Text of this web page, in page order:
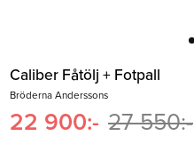
Caliber Fåtölj + Fotpall
Bröderna Anderssons
22 900:- 27 550:-